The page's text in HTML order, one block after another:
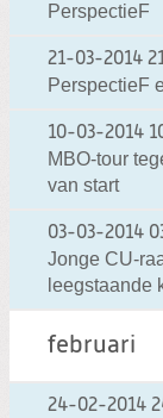
PerspectieF
21-03-2014
PerspectieF
10-03-2014
MBO-tour
van start
03-03-2014
Jonge CU-
leegstaande
februari
24-02-2014